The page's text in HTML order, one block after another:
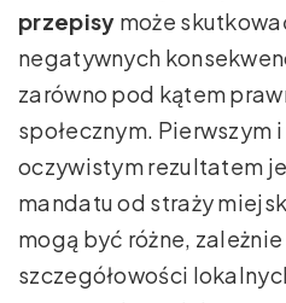
przepisy może
negatywnych
zarówno pod kątem
społecznym. Pierwszym
oczywistym rezultatem
mandatu od straży
mogą być różne,
szczegółowości